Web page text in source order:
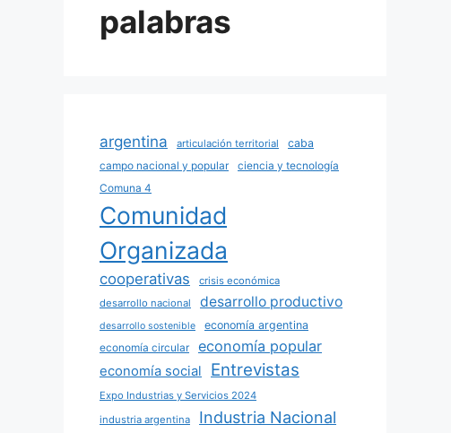
palabras
argentina articulación territorial
caba
campo nacional y popular
ciencia y tecnología
Comuna 4
Comunidad
Organizada
cooperativas
crisis económica
desarrollo nacional
desarrollo productivo
desarrollo sostenible
economía argentina
economía circular
economía popular
economía social Entrevistas
Expo Industrias y Servicios 2024
industria argentina
Industria Nacional